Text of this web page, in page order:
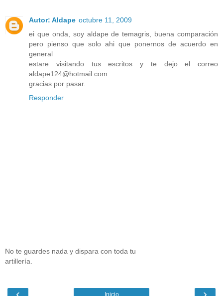
Autor: Aldape octubre 11, 2009
ei que onda, soy aldape de temagris, buena comparación
pero pienso que solo ahi que ponernos de acuerdo en
general
estare visitando tus escritos y te dejo el correo
aldape124@hotmail.com
gracias por pasar.
Responder
No te guardes nada y dispara con toda tu
artillería.
Inicio